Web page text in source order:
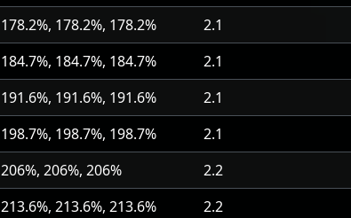
178.2%, 178.2%, 178.2% 2.1
184.7%, 184.7%, 184.7% 2.1
191.6%, 191.6%, 191.6% 2.1
198.7%, 198.7%, 198.7% 2.1
206%, 206%, 206% 2.2
213.6%, 213.6%, 213.6% 2.2